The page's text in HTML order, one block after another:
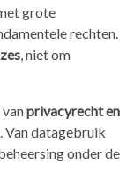
grote
rechten.
, niet om
privacyrecht en
Van datagebruik
onder de